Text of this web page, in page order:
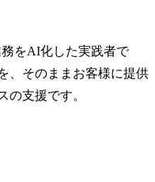
をAI化した実践者で
、そのままお客様に提供
の支援です。